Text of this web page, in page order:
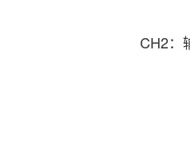
CH2：输